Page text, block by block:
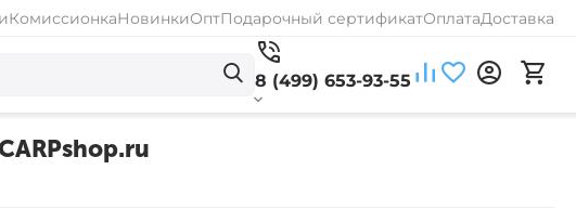
КомиссионкаНовинкиОптПодарочный сертификатОплатаДоставка
8 (499) 653-93-55